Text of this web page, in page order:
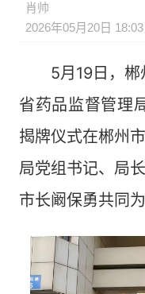
肖帅
2026年05月20日 18:03
5月19日，郴
省药品监督管理
揭牌仪式在郴州
局党组书记、局
市长阚保勇共同